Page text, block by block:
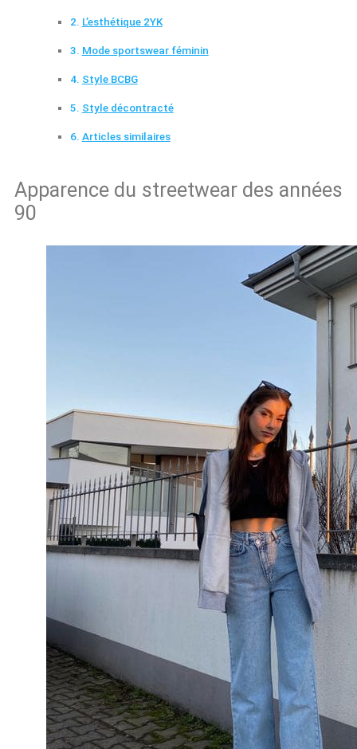
L’esthétique 2YK
Mode sportswear féminin
Style BCBG
Style décontracté
Articles similaires
Apparence du streetwear des années
90